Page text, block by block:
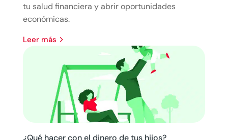
tu salud financiera y abrir oportunidades
económicas.
leer más
¿Qué hacer con el dinero de tus hijos?